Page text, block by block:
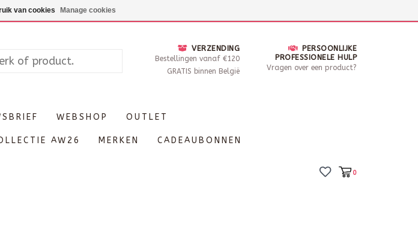
Maandag enkel op afspraak, Dinsdag - Zaterdag open van 10 - 17u30
VERZENDING
Bestellingen vanaf €120
GRATIS binnen België
PERSOONLIJKE
PROFESSIONELE HULP
Vragen over een product?
WEBSHOP OUTLET
AW26 MERKEN CADEAUBONNEN
0
van cookies Manage cookies